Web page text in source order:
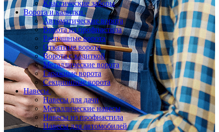
Классические заборы
Ворота и калитки
Автоматические ворота
Ворота из профнастила
Распашные ворота
Откатные ворота
Ворота с калиткой
Металлические ворота
Гаражные ворота
Секционные ворота
Навесы
Навесы для дачи
Металлические навесы
Навесы из профнастила
Навесы для автомобилей